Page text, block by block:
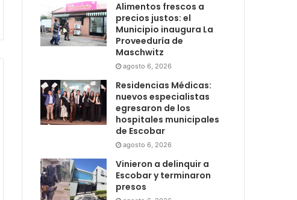
Alimentos frescos a
precios justos: el
Municipio inaugura La
Proveeduría de
Maschwitz
agosto 6, 2026
Residencias Médicas:
nuevos especialistas
egresaron de los
hospitales municipales
de Escobar
agosto 6, 2026
Vinieron a delinquir a
Escobar y terminaron
presos